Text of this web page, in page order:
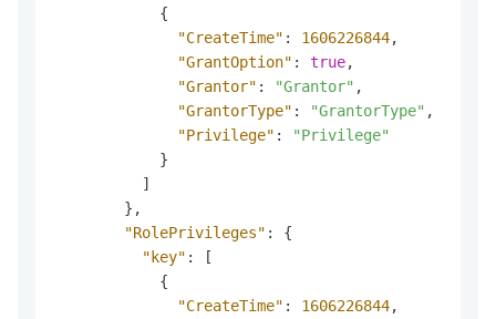
{
"CreateTime" : 1606226844,
"GrantOption" : true,
"Grantor" : "Grantor" ,
"GrantorType" : "GrantorType" ,
"Privilege" :
"Privilege"
}
]
} ,
"RolePrivileges" :
{
"key" :
[
{
"CreateTime" : 1606226844,